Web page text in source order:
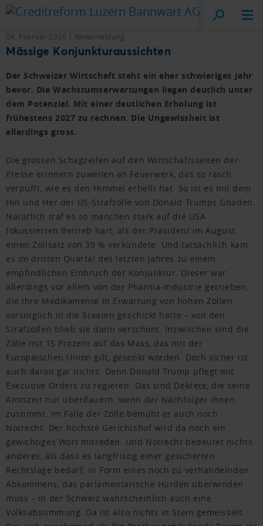
Creditreform
Luzern
04. Februar 2026 Newsmeldung
Mässige Konjunkturaussichten
Der Schweizer Wirtschaft steht ein eher schwieriges Jahr
bevor. Die Wachstumserwartungen liegen deutlich unter
dem Potenzial. Mit einer deutlichen Erholung ist
frühestens 2027 zu rechnen. Die Ungewissheit ist
allerdings gross.
Die grossen Schagzeilen auf den Wirtschaftsseiten der
Presse erinnern zuweilen an Feuerwerk, das so rasch
verpufft, wie es den Himmel erhellt hat. So ist es mit dem
Hin und Her der US-Strafzölle von Donald Trumps Gnaden.
Natürlich traf es so manchen stark auf die USA
fokussierten Betrieb hart, als der Präsident im August
einen Zollsatz von 39 % verkündete. Und tatsächlich kam
es im dritten Quartal des letzten Jahres zu einem
empfindlichen Einbruch der Konjunktur. Dieser war
allerdings vor allem von der Pharma-Industrie getrieben,
die ihre Medikamente in Erwartung von hohen Zöllen
vorsorglich in die Staaten geschickt hatte – von den
Strafzöllen blieb sie dann verschont. Inzwischen sind die
Zölle mit 15 Prozent auf das Mass, das mit der
Europäischen Union gilt, gesenkt worden. Doch sicher ist
auch daran gar nichts. Denn Donald Trump pflegt mit
Executive Orders zu regieren. Das sind Dekrete, die seine
Amtszeit nur überdauern, wenn der Nachfolger ihnen
zustimmt. Im Falle der Zölle bemüht er auch noch
Notrecht. Der höchste Gerichtshof wird da noch ein
gewichtiges Wort mitreden. Und Notrecht bedeutet nichts
anderes, als dass es langfristig einer gesicherten
Rechtslage bedarf: in Form eines noch zu verhandelnden
Abkommens, das parlamentarische Hürden überwinden
muss – in der Schweiz wahrscheinlich auch eine
Volksabstimmung. Da ist also nichts in Stein gemeisselt.